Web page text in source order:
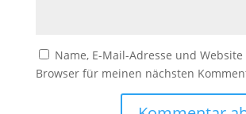
Name, E-Mail-Adresse und
Browser für meinen nächsten